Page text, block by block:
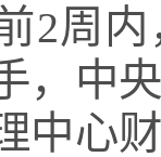
2周
，中
中心